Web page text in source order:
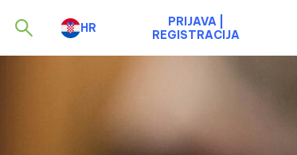
HR PRIJAVA
REGISTRACIJA